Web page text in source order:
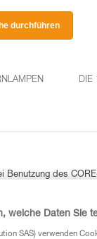
durchführen
DIE
Benutzung des
TIKKA/TIKKINA
welche Daten Sie
SAS) verwenden